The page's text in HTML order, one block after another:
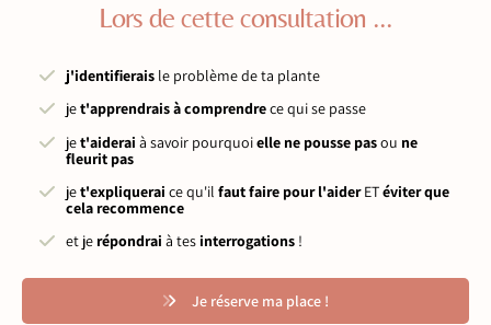
Lors de cette consultation ...
j'identifierais le problème de ta plante
jet'apprendrais àcomprendrece qui se passe
jet'aiderai à savoir pourquoielle ne pousse pasou ne
fleurit pas
jet'expliquerai ce qu'il faut faire pour l'aiderETéviter que
cela recommence
et je répondrai à tes interrogations !
Je réserve ma place !